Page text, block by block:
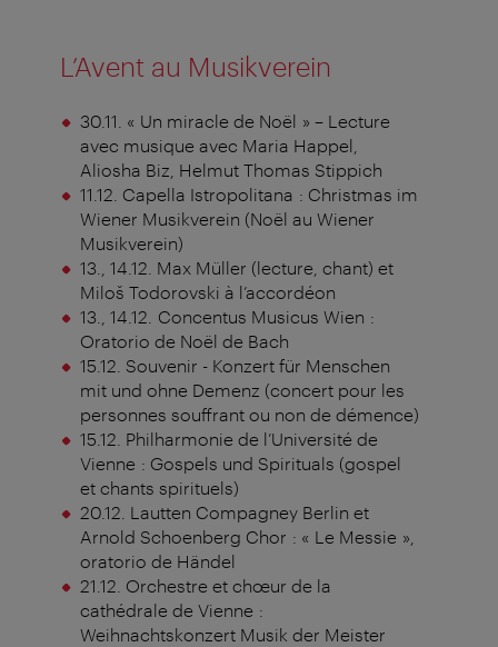
L’Avent au Musikverein
30.11. « Un miracle de Noël » – Lecture
avec musique avec Maria Happel,
Aliosha Biz, Helmut Thomas Stippich
11.12. Capella Istropolitana : Christmas im
Wiener Musikverein (Noël au Wiener
Musikverein)
13., 14.12. Max Müller (lecture, chant) et
Miloš Todorovski à l’accordéon
13., 14.12. Concentus Musicus Wien :
Oratorio de Noël de Bach
15.12. Souvenir - Konzert für Menschen
mit und ohne Demenz (concert pour les
personnes souffrant ou non de démence)
15.12. Philharmonie de l’Université de
Vienne : Gospels und Spirituals (gospel
et chants spirituels)
20.12. Lautten Compagney Berlin et
Arnold Schoenberg Chor : « Le Messie »,
oratorio de Händel
21.12. Orchestre et chœur de la
cathédrale de Vienne :
Weihnachtskonzert Musik der Meister